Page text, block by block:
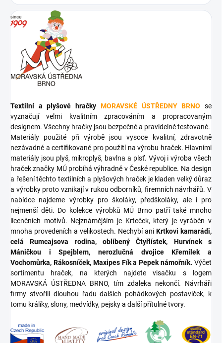
Textilní a plyšové hračky MORAVSKÉ ÚSTŘEDNY BRNO se
vyznačují velmi kvalitním zpracováním a propracovaným
designem. Všechny hračky jsou bezpečné a pravidelně testované.
Materiály použité při výrobě jsou vysoce kvalitní, zdravotně
nezávadné a certifikované pro použití na výrobu hraček. Hlavními
materiály jsou plyš, mikroplyš, bavlna a plsť. Vývoj i výroba všech
hraček značky MÚ probíhá výhradně v České republice. Na design
a řešení těchto textilních a plyšových hraček je kladen velký důraz
a výrobky proto vznikají v rukou odborníků, firemních návrhářů. V
nabídce najdeme výrobky pro školáky, předškoláky, ale i pro
nejmenší děti. Do kolekce výrobků MÚ Brno patří také mnoho
licenčních motivů. Nejznámějším je Krteček, který je vyráběn v
mnoha provedeních a velikostech. Nechybí ani Krtkovi kamarádi,
celá Rumcajsova rodina, oblíbený Čtyřlístek, Hurvínek s
Máničkou i Spejblem, nerozlučná dvojice Křemílek a
Vochomůrka, Rákosníček, Maxipes Fík a Pepek námořník. Výčet
sortimentu hraček, na kterých najdete visačku s logem
MORAVSKÁ ÚSTŘEDNA BRNO, tím zdaleka nekončí. Návrháři
firmy stvořili dlouhou řadu dalších pohádkových postaviček, k
tomu králíky, slony, medvídky, pejsky a další přítulné tvory.